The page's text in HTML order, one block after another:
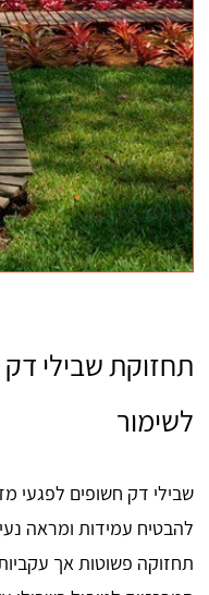
תחזוקת שבילי דק
לשימור
שבילי דק חשופים לפגעי
להבטיח עמידות ומראה
תחזוקה פשוטות אך